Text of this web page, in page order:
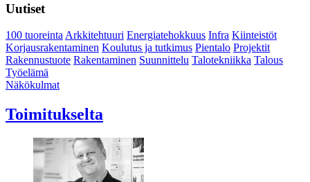
Uutiset
100 tuoreintaArkkitehtuuri Energiatehokkuus Infra Kiinteistöt
Korjausrakentaminen Koulutus ja tutkimus Pientalo Projektit
Rakennustuote Rakentaminen Suunnittelu Talotekniikka Talous
Työelämä
Näkökulmat
Toimitukselta